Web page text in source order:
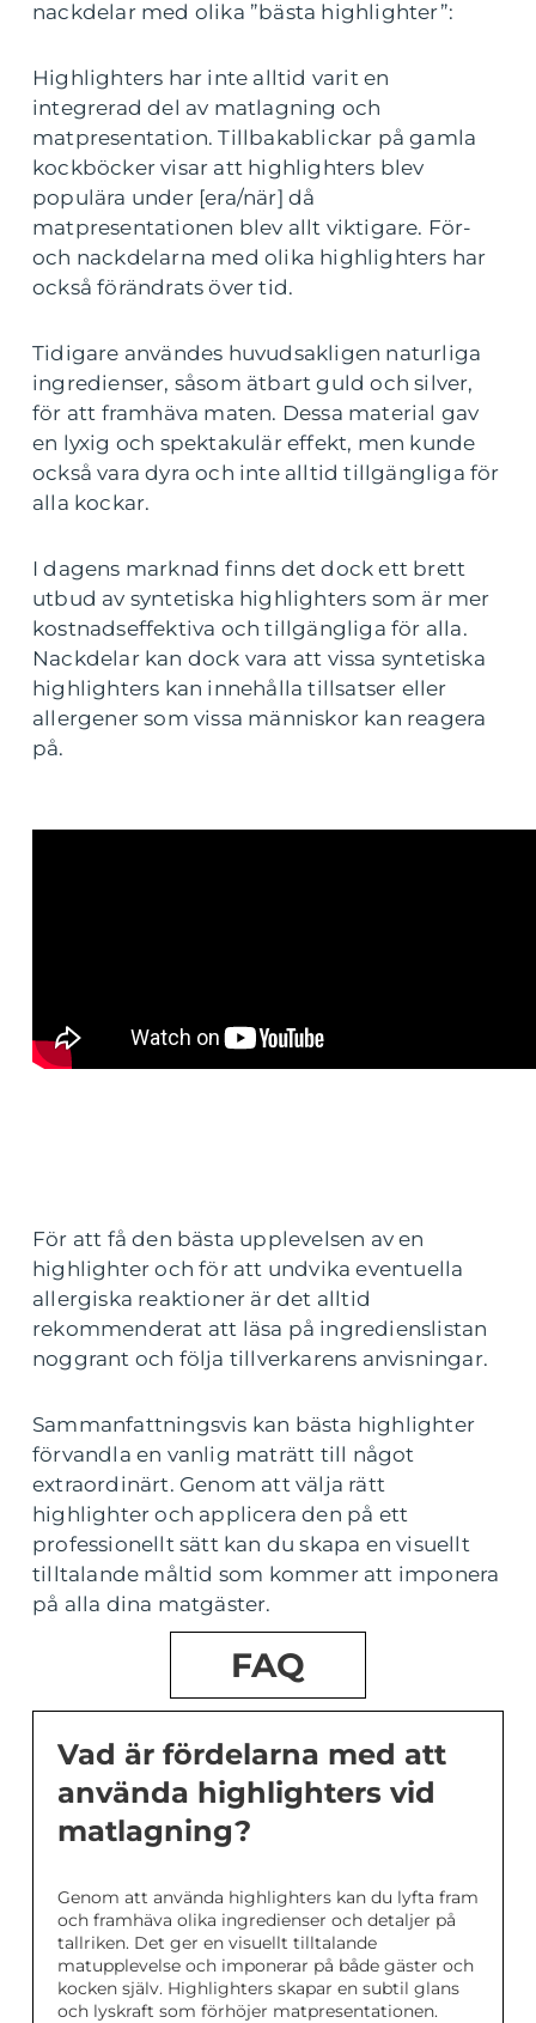
nackdelar med olika ”bästa highlighter”:
Highlighters har inte alltid varit en
integrerad del av matlagning och
matpresentation. Tillbakablickar på gamla
kockböcker visar att highlighters blev
populära under [era/när] då
matpresentationen blev allt viktigare. För-
och nackdelarna med olika highlighters har
också förändrats över tid.
Tidigare användes huvudsakligen naturliga
ingredienser, såsom ätbart guld och silver,
för att framhäva maten. Dessa material gav
en lyxig och spektakulär effekt, men kunde
också vara dyra och inte alltid tillgängliga för
alla kockar.
I dagens marknad finns det dock ett brett
utbud av syntetiska highlighters som är mer
kostnadseffektiva och tillgängliga för alla.
Nackdelar kan dock vara att vissa syntetiska
highlighters kan innehålla tillsatser eller
allergener som vissa människor kan reagera
på.
För att få den bästa upplevelsen av en
highlighter och för att undvika eventuella
allergiska reaktioner är det alltid
rekommenderat att läsa på ingredienslistan
noggrant och följa tillverkarens anvisningar.
Sammanfattningsvis kan bästa highlighter
förvandla en vanlig maträtt till något
extraordinärt. Genom att välja rätt
highlighter och applicera den på ett
professionellt sätt kan du skapa en visuellt
tilltalande måltid som kommer att imponera
på alla dina matgäster.
FAQ
Vad är fördelarna med att
använda highlighters vid
matlagning?
Genom att använda highlighters kan du lyfta fram
och framhäva olika ingredienser och detaljer på
tallriken. Det ger en visuellt tilltalande
matupplevelse och imponerar på både gäster och
kocken själv. Highlighters skapar en subtil glans
och lyskraft som förhöjer matpresentationen.